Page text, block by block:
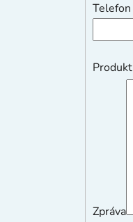
Telefon
Produkt
Zpráva